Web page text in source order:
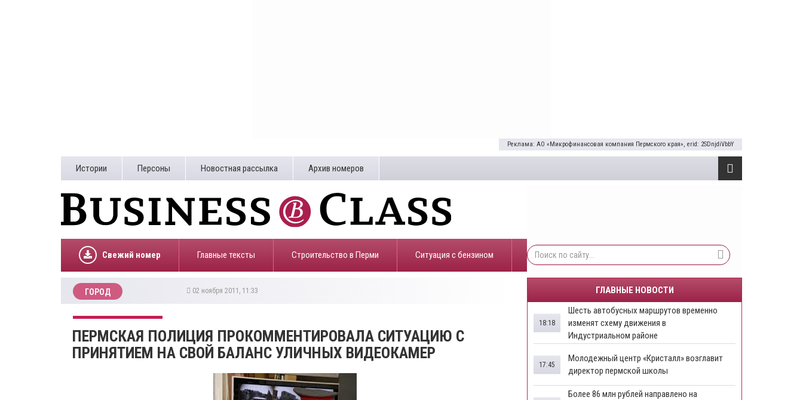
Реклама: АО «Микрофинансовая компания Пермского края», erid: 2SDnjdiVbbY
Истории Персоны Новостная рассылка Архив номеров
Свежий номер Главные тексты Строительство в Перми ​Ситуация с бензином
ГОРОД 02 ноября 2011, 11:33
ПЕРМСКАЯ ПОЛИЦИЯ ПРОКОММЕНТИРОВАЛА СИТУАЦИЮ С
ПРИНЯТИЕМ НА СВОЙ БАЛАНС УЛИЧНЫХ ВИДЕОКАМЕР
ГЛАВНЫЕ НОВОСТИ
Шесть автобусных маршрутов временно
изменят схему движения в
Индустриальном районе
18:18
Молодежный центр «Кристалл» возглавит
директор пермской школы
17:45
Более 86 млн рублей направлено на